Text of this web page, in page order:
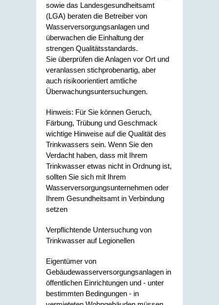
sowie das Landesgesundheitsamt
(LGA) beraten die Betreiber von
Wasserversorgungsanlagen und
überwachen die Einhaltung der
strengen Qualitätsstandards.
Sie überprüfen die Anlagen vor Ort und
veranlassen stichprobenartig, aber
auch risikoorientiert amtliche
Überwachungsuntersuchungen.
Hinweis: Für Sie können Geruch,
Färbung, Trübung und Geschmack
wichtige Hinweise auf die Qualität des
Trinkwassers sein. Wenn Sie den
Verdacht haben, dass mit Ihrem
Trinkwasser etwas nicht in Ordnung ist,
sollten Sie sich mit Ihrem
Wasserversorgungsunternehmen oder
Ihrem Gesundheitsamt in Verbindung
setzen
Verpflichtende Untersuchung von
Trinkwasser auf Legionellen
Eigentümer von
Gebäudewasserversorgungsanlagen in
öffentlichen Einrichtungen und - unter
bestimmten Bedingungen - in